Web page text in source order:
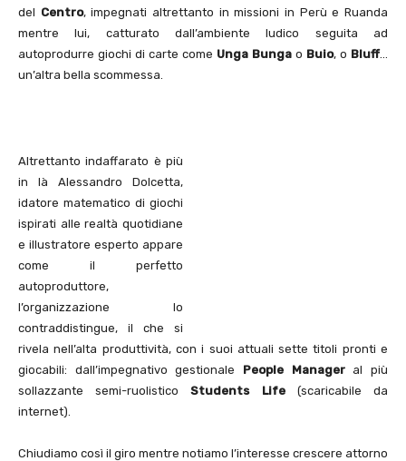
del Centro, impegnati altrettanto in missioni in Perù e Ruanda
mentre lui, catturato dall’ambiente ludico seguita ad
autoprodurre giochi di carte come Unga Bunga o Buio, o Bluff…
un’altra bella scommessa.
Altrettanto indaffarato è più
in là Alessandro Dolcetta,
idatore matematico di giochi
ispirati alle realtà quotidiane
e illustratore esperto appare
come il perfetto
autoproduttore,
l’organizzazione lo
contraddistingue, il che si
rivela nell’alta produttività, con i suoi attuali sette titoli pronti e
giocabili: dall’impegnativo gestionale People Manageral più
sollazzante semi-ruolisticoStudents Life (scaricabile da
internet).
Chiudiamo così il giro mentre notiamo l’interesse crescere attorno